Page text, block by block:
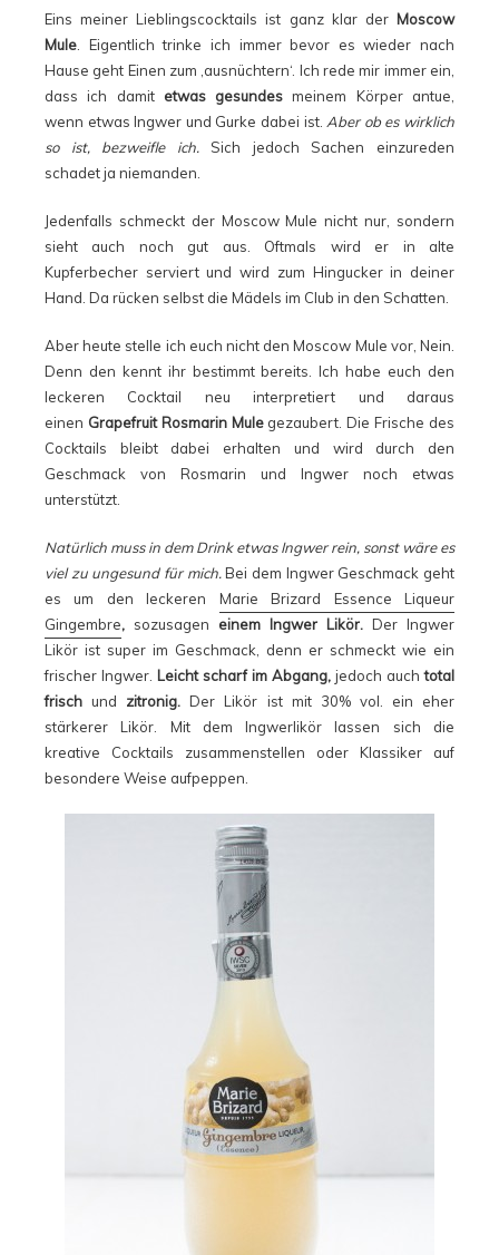
Eins meiner Lieblingscocktails ist ganz klar der Moscow
Mule . Eigentlich trinke ich immer bevor es wieder nach
Hause geht Einen zum ‚ausnüchtern‘. Ich rede mir immer ein,
dass ich damit etwas gesundes meinem Körper antue,
wenn etwas Ingwer und Gurke dabei ist. Aber ob es wirklich
so ist, bezweifle ich.Sich jedoch Sachen einzureden
schadet ja niemanden.
Jedenfalls schmeckt der Moscow Mule nicht nur, sondern
sieht auch noch gut aus. Oftmals wird er in alte
Kupferbecher serviert und wird zum Hingucker in deiner
Hand. Da rücken selbst die Mädels im Club in den Schatten.
Aber heute stelle ich euch nicht den Moscow Mule vor, Nein.
Denn den kennt ihr bestimmt bereits. Ich habe euch den
leckeren Cocktail neu interpretiert und daraus
einen Grapefruit Rosmarin Mulegezaubert. Die Frische des
Cocktails bleibt dabei erhalten und wird durch den
Geschmack von Rosmarin und Ingwer noch etwas
unterstützt.
Natürlich muss in dem Drink etwas Ingwer rein, sonst wäre es
viel zu ungesund für mich.Bei dem Ingwer Geschmack geht
es um den leckeren Marie Brizard Essence Liqueur
Gingembre, sozusagen einem Ingwer Likör. Der Ingwer
Likör ist super im Geschmack, denn er schmeckt wie ein
frischer Ingwer. Leicht scharf im Abgang, jedoch auch total
frisch und zitronig. Der Likör ist mit 30% vol. ein eher
stärkerer Likör. Mit dem Ingwerlikör lassen sich die
kreative Cocktails zusammenstellen oder Klassiker auf
besondere Weise aufpeppen.